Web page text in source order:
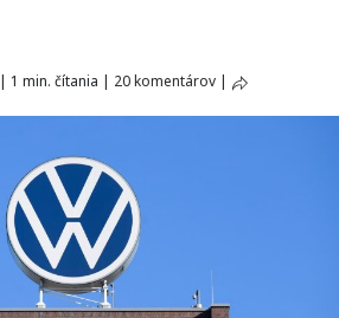
| 1 min. čítania | 20 komentárov |